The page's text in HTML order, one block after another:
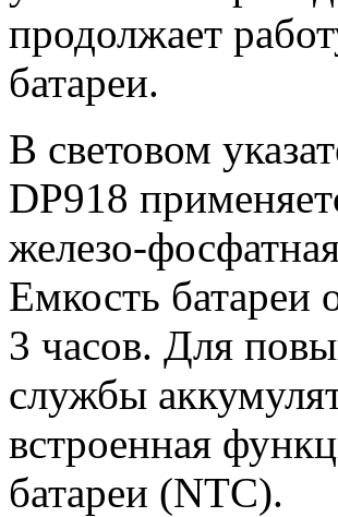
продолжает
батареи.
В световом
DP918
железо-
Емкость батареи
3 часов. Для
службы
встроенная
батареи (NTC).